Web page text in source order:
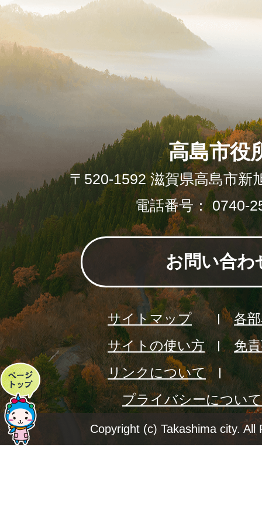
ペ
ー
ジ
高島市役
〒520-1592 滋賀県高島市新
電話番号： 0740-
お問い合わ
サイトマップ
各
サイトの使い方
免
リンクについて
プライバシーについて
Copyright (c) Takashima city. All